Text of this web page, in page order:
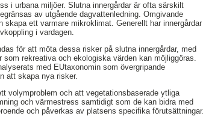
i urbana miljöer. Slutna innergårdar är ofta särskilt
av utgående dagvattenledning. Omgivande
ett varmare mikroklimat. Generellt har innergårdar
i vardagen.
för att möta dessa risker på slutna innergårdar, med
rekreativa och ekologiska värden kan möjliggöras.
med EUtaxonomin som övergripande
att skapa nya risker.
volymproblem och att vegetationsbaserade ytliga
och värmestress samtidigt som de kan bidra med
och påverkas av platsens specifika förutsättningar.